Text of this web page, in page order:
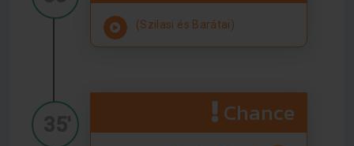
(Szilasi és Barátai)
Chance